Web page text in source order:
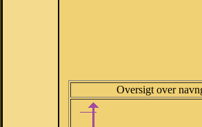
Oversigt over